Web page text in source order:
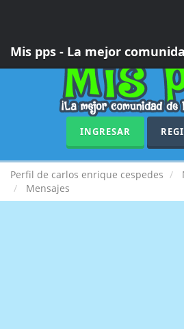
Mis pps - La mejor
INGRESAR
Perfil de carlos enrique cespedes
Mensajes